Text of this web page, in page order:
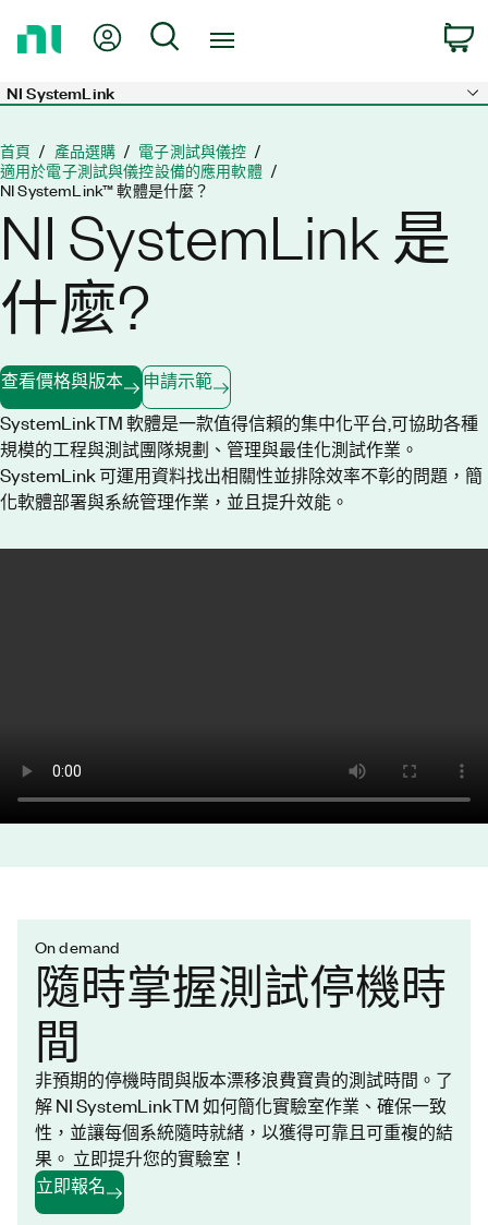
頁
我的帳號 搜尋
Skip to main content
NI SystemLink
首頁 產品選購
電子測試與儀控
適用於電子測試與儀控設備的應用軟體
NI SystemLink™ 軟體是什麼？
NI SystemLink 是
什麼?
SystemLinkTM 軟體是一款值得信賴的集中化平台,可協助各種
規模的工程與測試團隊規劃、管理與最佳化測試作業。
SystemLink 可運用資料找出相關性並排除效率不彰的問題，簡
化軟體部署與系統管理作業，並且提升效能。
查看價格與版本 申請示範
On demand
隨時掌握測試停機時
間
非預期的停機時間與版本漂移浪費寶貴的測試時間。了
解 NI SystemLinkTM 如何簡化實驗室作業、確保一致
性，並讓每個系統隨時就緒，以獲得可靠且可重複的結
果。 立即提升您的實驗室！
立即報名